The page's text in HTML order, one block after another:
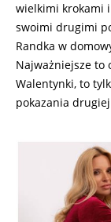
wielkimi krokami
swoimi drugimi
Randka w
Najważniejsze to
Walentynki, to
pokazania